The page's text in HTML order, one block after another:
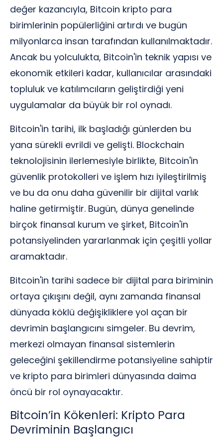
değer kazancıyla, Bitcoin kripto para
birimlerinin popülerliğini artırdı ve bugün
milyonlarca insan tarafından kullanılmaktadır.
Ancak bu yolculukta, Bitcoin'in teknik yapısı ve
ekonomik etkileri kadar, kullanıcılar arasındaki
topluluk ve katılımcıların geliştirdiği yeni
uygulamalar da büyük bir rol oynadı.
Bitcoin'in tarihi, ilk başladığı günlerden bu
yana sürekli evrildi ve gelişti. Blockchain
teknolojisinin ilerlemesiyle birlikte, Bitcoin'in
güvenlik protokolleri ve işlem hızı iyileştirilmiş
ve bu da onu daha güvenilir bir dijital varlık
haline getirmiştir. Bugün, dünya genelinde
birçok finansal kurum ve şirket, Bitcoin'in
potansiyelinden yararlanmak için çeşitli yollar
aramaktadır.
Bitcoin'in tarihi sadece bir dijital para biriminin
ortaya çıkışını değil, aynı zamanda finansal
dünyada köklü değişikliklere yol açan bir
devrimin başlangıcını simgeler. Bu devrim,
merkezi olmayan finansal sistemlerin
geleceğini şekillendirme potansiyeline sahiptir
ve kripto para birimleri dünyasında daima
öncü bir rol oynayacaktır.
Bitcoin’in Kökenleri: Kripto Para
Devriminin Başlangıcı